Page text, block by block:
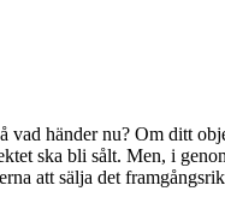
händer nu? Om ditt
ska bli sålt. Men, i
att sälja det